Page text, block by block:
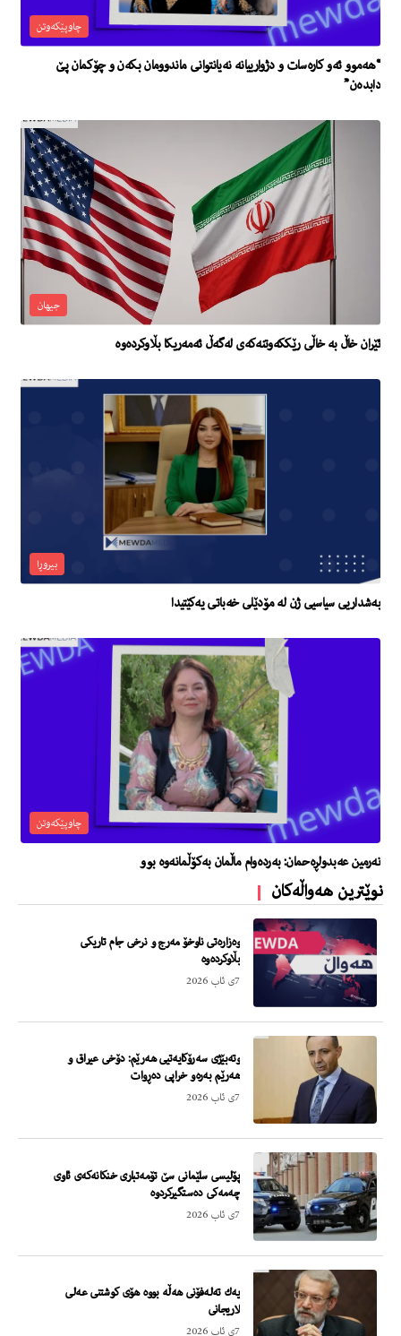
چاوپێکەوتن
“هەموو ئەو کارەسات و دژوارییانە نەیانتوانی ماندوومان بکەن و چۆکمان پێ
دابدەن”
جیهان
ئێران خاڵ بە خاڵی رێككەوتنەكەی لەگەڵ ئەمەریكا بڵاوكردەوە
بیروڕا
بەشداریی سیاسیی ژن لە مۆدێلی خەباتی یەكێتیدا
چاوپێکەوتن
نەرمین عەبدولڕەحمان: بەردەوام ماڵمان بەکۆڵمانەوە بوو
نوێترین هەواڵەکان
وەزارەتی ناوخۆ مەرج و نرخی جام تاریکی
بڵاوکردەوە
7ی ئاب 2026
وته‌بێژى سه‌رۆكایه‌تیى هه‌رێم: دۆخى عیراق و
هه‌رێم به‌ره‌و خراپى ده‌ڕوات
7ی ئاب 2026
پۆلیسى سلێمانى سێ تۆمه‌تبارى خنكانه‌كه‌ى ئاوى
چه‌مه‌كى ده‌ستگیركردوه‌
7ی ئاب 2026
یه‌ك ته‌له‌فۆنى هه‌ڵه‌ بووه‌ هۆى كوشتنى عه‌لى
لاریجانى
7ی ئاب 2026